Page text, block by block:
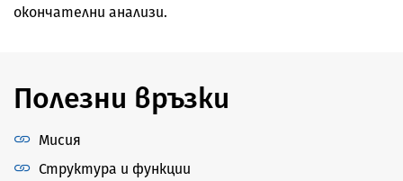
окончателни анализи.
Полезни връзки
Мисия
Структура и функции